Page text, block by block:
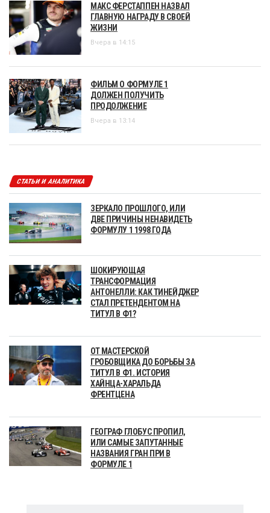
МАКС ФЕРСТАППЕН НАЗВАЛ
ГЛАВНУЮ НАГРАДУ В СВОЕЙ
ЖИЗНИ
Вчера в 14:15
ФИЛЬМ О ФОРМУЛЕ 1
ДОЛЖЕН ПОЛУЧИТЬ
ПРОДОЛЖЕНИЕ
Вчера в 13:14
СТАТЬИ И АНАЛИТИКА
ЗЕРКАЛО ПРОШЛОГО, ИЛИ
ДВЕ ПРИЧИНЫ НЕНАВИДЕТЬ
ФОРМУЛУ 1 1998 ГОДА
ШОКИРУЮЩАЯ
ТРАНСФОРМАЦИЯ
АНТОНЕЛЛИ: КАК ТИНЕЙДЖЕР
СТАЛ ПРЕТЕНДЕНТОМ НА
ТИТУЛ В Ф1?
ОТ МАСТЕРСКОЙ
ГРОБОВЩИКА ДО БОРЬБЫ ЗА
ТИТУЛ В Ф1. ИСТОРИЯ
ХАЙНЦА-ХАРАЛЬДА
ФРЕНТЦЕНА
ГЕОГРАФ ГЛОБУС ПРОПИЛ,
ИЛИ САМЫЕ ЗАПУТАННЫЕ
НАЗВАНИЯ ГРАН ПРИ В
ФОРМУЛЕ 1